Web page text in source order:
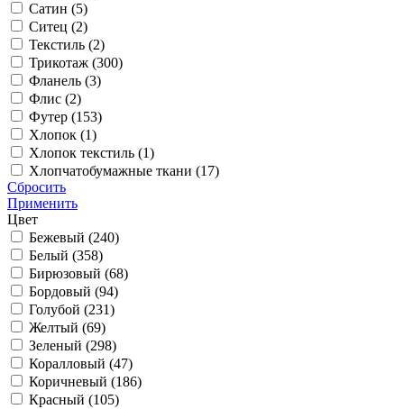
Сатин (5)
Ситец (2)
Текстиль (2)
Трикотаж (300)
Фланель (3)
Флис (2)
Футер (153)
Хлопок (1)
Хлопок текстиль (1)
Хлопчатобумажные ткани (17)
Сбросить
Применить
Цвет
Бежевый (240)
Белый (358)
Бирюзовый (68)
Бордовый (94)
Голубой (231)
Желтый (69)
Зеленый (298)
Коралловый (47)
Коричневый (186)
Красный (105)